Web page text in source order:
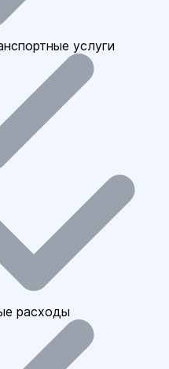
услуги
расходы